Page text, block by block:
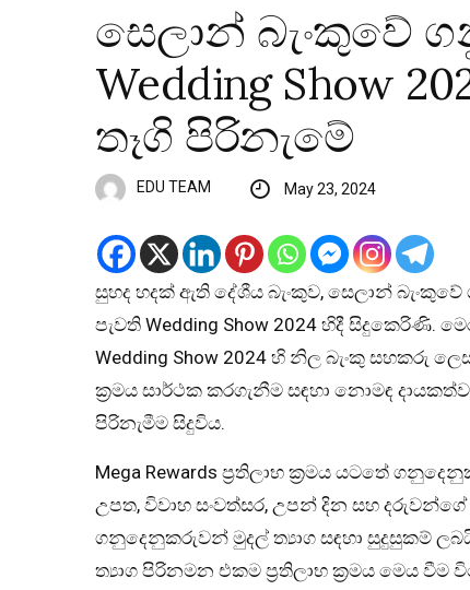
සෙලාන් බැංකුවේ
Wedding Show
තෑගි පිරිනැමේ
EDU TEAM May 23, 2024
සුහද හදක් ඇති දේශීය බැංකුව, සෙලාන්
පැවති Wedding Show 2024 හිදී සිදුකෙරිණි.
Wedding Show 2024 හි නිල බැංකු සහකරු
ක්‍රමය සාර්ථක කරගැනීම සඳහා නොමඳ
පිරිනැමීම සිදුවිය.
Mega Rewards ප්‍රතිලාභ ක්‍රමය යටතේ
උපත, විවාහ සංවත්සර, උපන් දින සහ
ගනුදෙනුකරුවන් මුදල් ත්‍යාග සඳහා සුදුසුකම්
ත්‍යාග පිරිනමන එකම ප්‍රතිලාභ ක්‍රමය මෙය වීම